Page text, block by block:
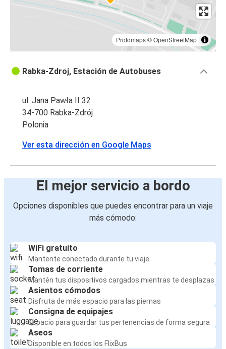
Protomaps©OpenStreetMap
Rabka-Zdroj, Estación de Autobuses
ul. Jana Pawła II 32
34-700 Rabka-Zdrój
Polonia
Ver esta dirección en Google Maps
El mejor servicio a bordo
Opciones disponibles que puedes encontrar para un viaje
más cómodo:
WiFi gratuito
Mantente conectado durante tu viaje
Tomas de corriente
Mantén tus dispositivos cargados mientras te desplazas
Asientos cómodos
Disfruta de más espacio para las piernas
Consigna de equipajes
Espacio para guardar tus pertenencias de forma segura
Aseos
Disponible en todos los FlixBus